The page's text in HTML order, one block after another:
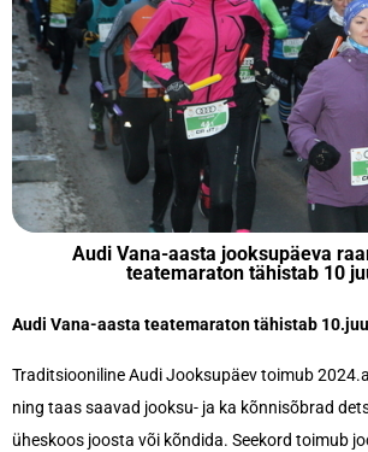
Audi Vana-aasta jooksupäeva
teatemaraton tähistab 10
Audi Vana-aasta teatemaraton tähistab
Traditsiooniline Audi Jooksupäev toimub
ning taas saavad jooksu- ja ka kõnnisõbrad
üheskoos joosta või kõndida. Seekord toimub